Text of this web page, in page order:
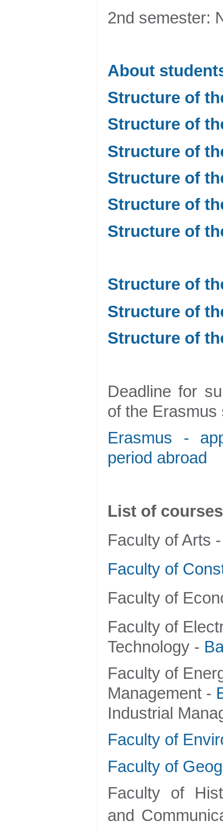
2nd semester:
About
Structure of
Structure of
Structure of
Structure of
Structure of
Structure of
Structure of
Structure of
Structure of
Deadline for
of the
Erasmus -
period abroad
List of courses
Faculty of Arts
Faculty of
Faculty of
Faculty of
Technology -
Faculty of
Management -
Industrial
Faculty of
Faculty of
Faculty of
and